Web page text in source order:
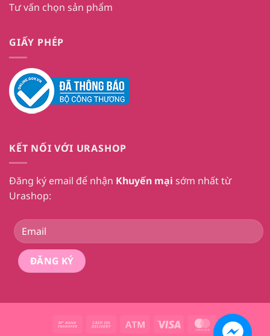
Tư vấn chọn sản phẩm
GIẤY PHÉP
KẾT NỐI VỚI URASHOP
Đăng ký email để nhận Khuyến mại sớm nhất từ
Urashop:
Bank
Cash
Atm Visa MasterCard